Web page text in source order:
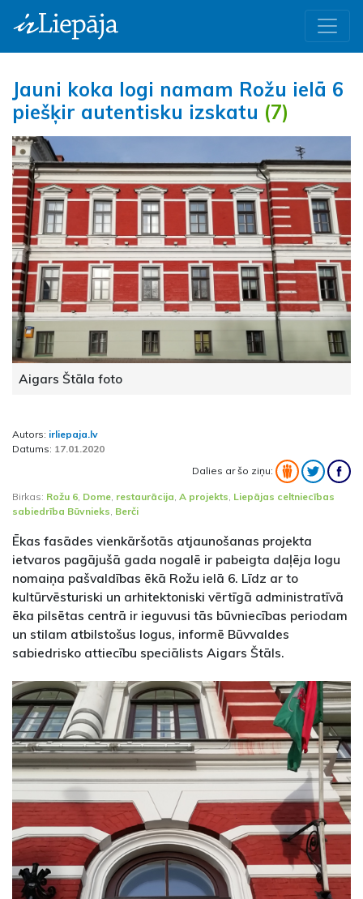
Jauni koka logi namam Rožu ielā 6
piešķir autentisku izskatu (7)
Aigars Štāla foto
Autors: irliepaja.lv
Datums: 17.01.2020
Dalies ar šo ziņu:
Birkas: Rožu 6 Dome restaurācija A projekts Liepājas celtniecības
sabiedrība Būvnieks Berči
Ēkas fasādes vienkāršotās atjaunošanas projekta
ietvaros pagājušā gada nogalē ir pabeigta daļēja logu
nomaiņa pašvaldības ēkā Rožu ielā 6. Līdz ar to
kultūrvēsturiski un arhitektoniski vērtīgā administratīvā
ēka pilsētas centrā ir ieguvusi tās būvniecības periodam
un stilam atbilstošus logus, informē Būvvaldes
sabiedrisko attiecību speciālists Aigars Štāls.